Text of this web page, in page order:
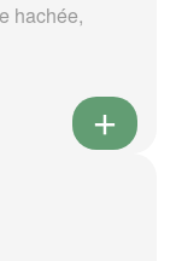
hachée,